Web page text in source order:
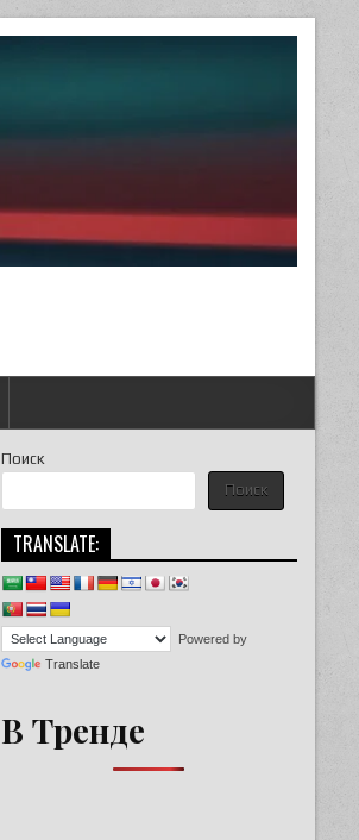
Поиск
Поиск
TRANSLATE:
Powered by
Translate
В Тренде